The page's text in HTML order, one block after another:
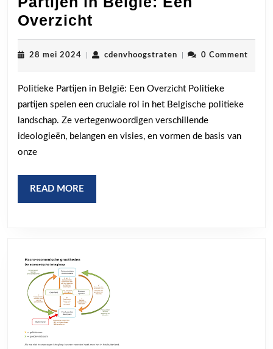
Overzicht
Diversiteit
van
Politieke
Partijen
in
België:
28 mei 2024 28
cdenvhoogstratencdenvhoogstraten
0 Comment
Politieke Partijen in België: Een Overzicht Politieke
partijen spelen een cruciale rol in het Belgische politieke
landschap. Ze vertegenwoordigen verschillende
ideologieën, belangen en visies, en vormen de basis van
onze
READ MORE
MORE